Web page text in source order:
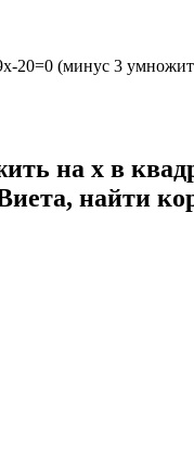
20=0 (минус 3
на x в
найти